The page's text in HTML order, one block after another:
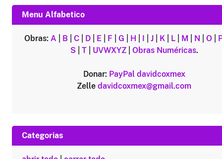
Menu Alfabetico
Obras: A B C| D| E| F G H I J| K| L| M N O|
S
T| UVWXYZ| Obras Numéricas.
Donar: PayPaldavidcoxmex
Zelle davidcoxmex@gmail.com
Categorias